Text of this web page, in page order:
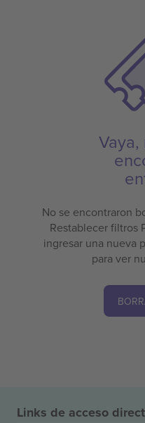
No se encontraron
Restablecer filtros
ingresar una nueva
para ver
Links de acceso